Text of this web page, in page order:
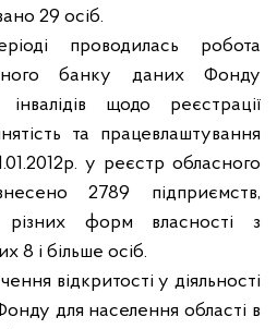
29 осіб.
проводилась робота
банку даних Фонду
щодо реєстрації
та працевлаштування
у реєстр обласного
2789 підприємств,
різних форм власності з
8 і більше осіб.
відкритості у діяльності
для населення області в